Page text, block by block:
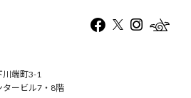
端町3-1
タービル7・8階